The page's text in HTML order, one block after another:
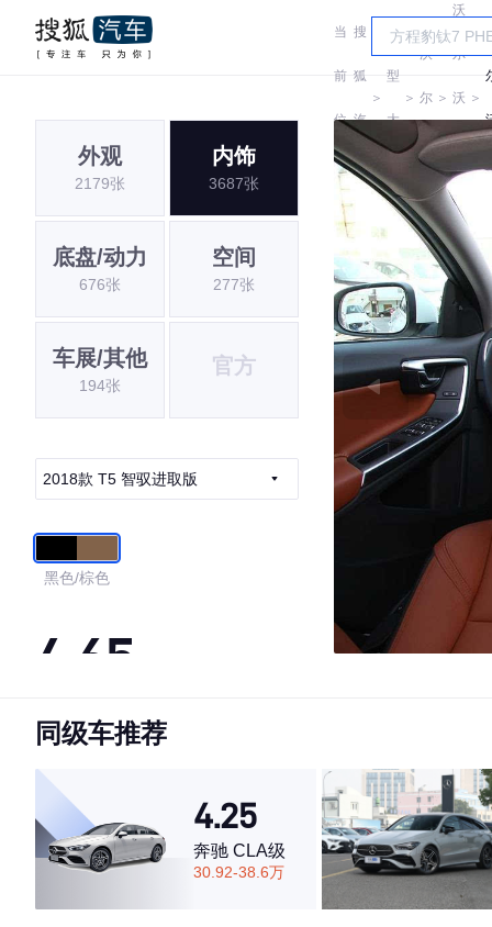
当
前
位
置:
搜
狐
汽
车
＞
车
型
大
＞
沃
尔
沃
＞
沃
尔
沃
亚
＞
外观
2179张
内饰
3687张
底盘/动力
676张
空间
277张
车展/其他
194张
官方
2018款 T5 智驭进取版
黑色/棕色
4.65
·外观表现一般，低于57%同级车
·空间表现一般，低于62%同级车
同级车推荐
4.25
奔驰 CLA级
30.92-38.6万